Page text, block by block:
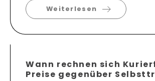
Weiterlesen
Wann rechnen sich
Preise gegenüber